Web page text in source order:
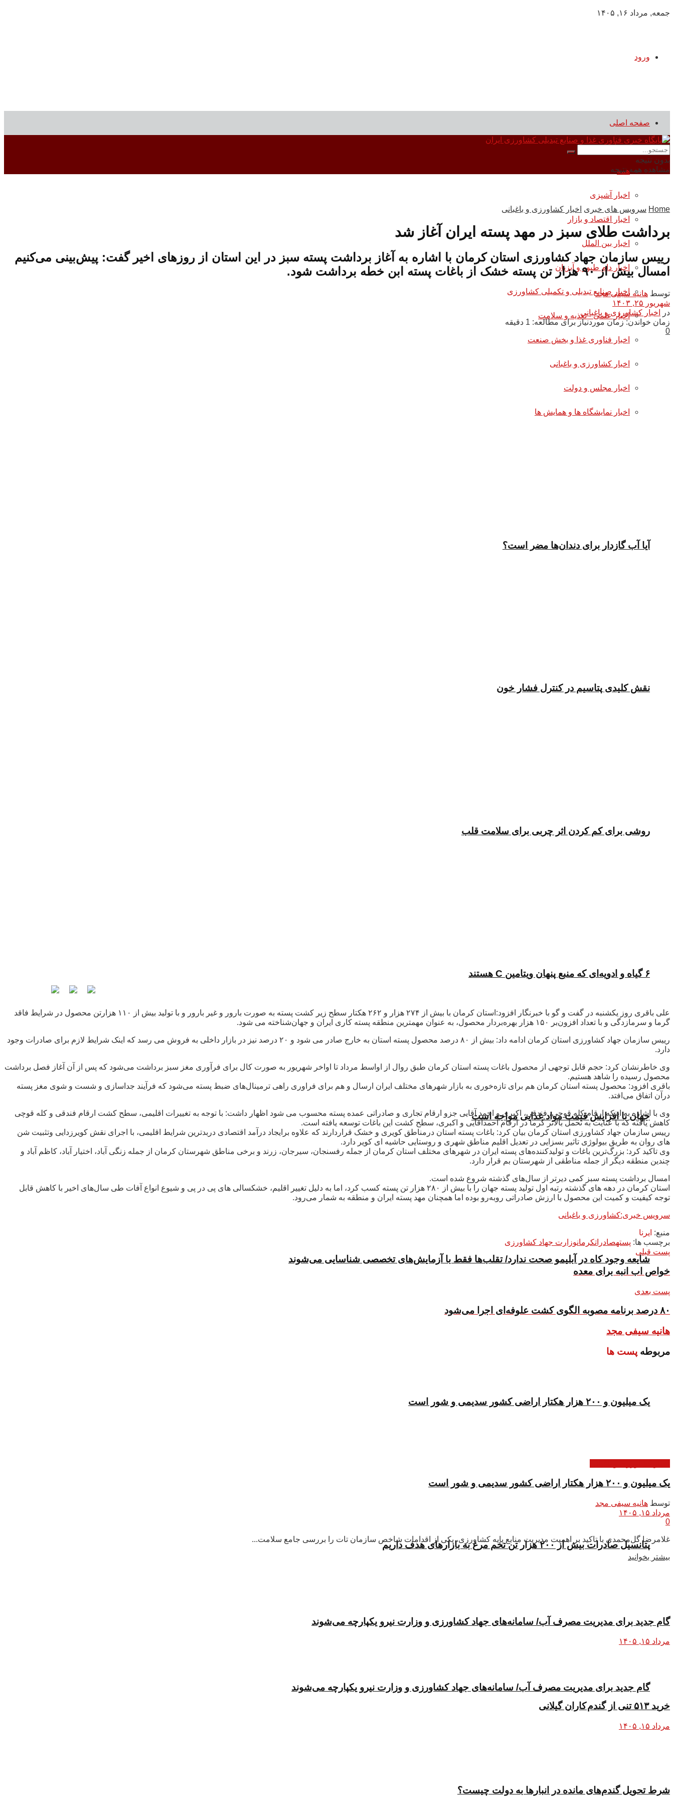
جمعه, مرداد ۱۶, ۱۴۰۵
ورود
صفحه اصلی
سرویس های خبری
همه
اخبار آشپزی
اخبار اقتصاد و بازار
اخبار بین الملل
اخبار دام طیور و آبزیان
اخبار صنایع تبدیلی و تکمیلی کشاورزی
اخبار علمی - تغذیه و سلامت
اخبار فناوری غذا و بخش صنعت
اخبار کشاورزی و باغبانی
اخبار مجلس و دولت
اخبار نمایشگاه ها و همایش ها
آیا آب گازدار برای دندان‌ها مضر است؟
نقش کلیدی پتاسیم در کنترل فشار خون
روشی برای کم کردن اثر چربی برای سلامت قلب
۶ گیاه و ادویه‌ای که منبع پنهان ویتامین C هستند
جهان با افزایش قیمت مواد غذایی مواجه است
شایعه وجود کاه در آبلیمو صحت ندارد/ تقلب‌ها فقط با آزمایش‌های تخصصی شناسایی می‌شوند
یک میلیون و ۲۰۰ هزار هکتار اراضی کشور سدیمی و شور است
پتانسیل صادرات بیش از ۲۰۰ هزار تن تخم مرغ به بازار‌های هدف داریم
گام جدید برای مدیریت مصرف آب/ سامانه‌های جهاد کشاورزی و وزارت نیرو یکپارچه می‌شوند
بدون نتیجه
مشاهده همه نتیجه
Home سرویس های خبری اخبار کشاورزی و باغبانی
برداشت طلای سبز در مهد پسته ایران آغاز شد
رییس سازمان جهاد کشاورزی استان کرمان با اشاره به آغاز برداشت پسته سبز در این استان از روزهای اخیر گفت: پیش‌بینی می‌کنیم
امسال بیش از ۹۰ هزار تن پسته خشک از باغات پسته ابن خطه برداشت شود.
توسط هانیه سیفی مجد
شهریور ۲۵, ۱۴۰۳
در
اخبار کشاورزی و باغبانی
زمان خواندن: زمان موردنیاز برای مطالعه: 1 دقیقه
0
علی باقری روز یکشنبه در گفت و گو با خبرنگار افزود:استان کرمان با بیش از ۲۷۴ هزار و ۲۶۲ هکتار سطح زیر کشت پسته به صورت بارور و غیر بارور و با تولید بیش از ۱۱۰ هزارتن محصول در شرایط فاقد
گرما و سرمازدگی و با تعداد افزون‌بر ۱۵۰ هزار بهره‌بردار محصول، به عنوان مهمترین منطقه پسته کاری ایران و جهان‌شناخته می شود.
رییس سازمان جهاد کشاورزی استان کرمان ادامه داد: بیش از ۸۰ درصد محصول پسته استان به خارج صادر می شود و ۲۰ درصد نیز در بازار داخلی به فروش می رسد که اینک شرایط لازم برای صادرات وجود
دارد.
وی خاطرنشان کرد: حجم قابل توجهی از محصول باغات پسته استان کرمان طبق روال از اواسط مرداد تا اواخر شهریور به صورت کال برای فرآوری مغز سبز برداشت می‌شود که پس از آن آغاز فصل برداشت
محصول رسیده را شاهد هستیم.
باقری افزود: محصول پسته استان کرمان هم برای تازه‌خوری به بازار شهرهای مختلف ایران ارسال و هم برای فراوری راهی ترمینال‌های ضبط پسته می‌شود که فرآیند جداسازی و شست و شوی مغز پسته
درآن اتفاق می‌افتد.
وی با اشاره به اینکه ارقام کله قوچی، فندقی، اکبری و احمد آقایی جزو ارقام تجاری و صادراتی عمده پسته محسوب می شود اظهار داشت: با توجه به تغییرات اقلیمی، سطح کشت ارقام فندقی و کله قوچی
کاهش یافته که با عنایت به تحمل بالاتر گرما در ارقام احمدآقایی و اکبری، سطح کشت این باغات توسعه یافته است.
رییس سازمان جهاد کشاورزی استان کرمان بیان کرد: باغات پسته استان درمناطق کویری و خشک قراردارند که علاوه برایجاد درآمد اقتصادی دربدترین شرایط اقلیمی، با اجرای نقش کویرزدایی وتثبیت شن
های روان به طریق بیولوژی تاثیر بسزایی در تعدیل اقلیم مناطق شهری و روستایی حاشیه ای کویر دارد.
وی تاکید کرد: بزرگ‌ترین باغات و تولیدکننده‌های پسته ایران در شهرهای مختلف استان کرمان از جمله رفسنجان، سیرجان، زرند و برخی مناطق شهرستان کرمان از جمله زنگی آباد، اختیار آباد، کاظم آباد و
چندین منطقه دیگر از جمله مناطقی از شهرستان بم قرار دارد.
امسال برداشت پسته سبز کمی دیرتر از سال‌های گذشته شروع شده است.
استان کرمان در دهه های گذشته رتبه اول تولید پسته جهان را با بیش از ۲۸۰ هزار تن پسته کسب کرد، اما به دلیل تغییر اقلیم، خشکسالی های پی در پی و شیوع انواع آفات طی سال‌های اخیر با کاهش قابل
توجه کیفیت و کمیت این محصول با ارزش صادراتی روبه‌رو بوده اما همچنان مهد پسته ایران و منطقه به شمار می‌رود.
سرویس خبری:کشاورزی و باغبانی
منبع: ایرنا
برچسب ها: پستهصادراتکرمانوزارت جهاد کشاورزی
پست قبلی
خواص اب انبه برای معده
پست بعدی
۸۰ درصد برنامه مصوبه الگوی کشت علوفه‌ای اجرا می‌شود
هانیه سیفی مجد
مربوطه پست ها
یک میلیون و ۲۰۰ هزار هکتار اراضی کشور سدیمی و شور است
توسط هانیه سیفی مجد
مرداد ۱۵, ۱۴۰۵
0
غلامرضا گل‌محمدی با تاکید بر اهمیت مدیریت منابع پایه کشاورزی، یکی از اقدامات شاخص سازمان تات را بررسی جامع سلامت...
بیشتر بخوانید
گام جدید برای مدیریت مصرف آب/ سامانه‌های جهاد کشاورزی و وزارت نیرو یکپارچه می‌شوند
مرداد ۱۵, ۱۴۰۵
خرید ۵۱۳ تنی از گندم کاران گیلانی
مرداد ۱۵, ۱۴۰۵
شرط تحویل گندم‌های مانده در انبار‌ها به دولت چیست؟